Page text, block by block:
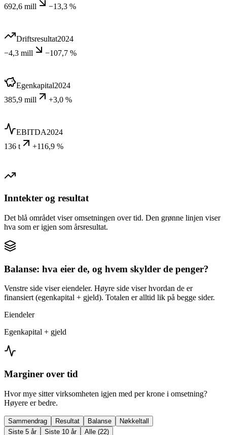
692,6 mill
−13,3 %
Driftsresultat2024
−4,3 mill
−107,7 %
Egenkapital2024
385,9 mill
+3,0 %
EBITDA2024
136 t
+116,9 %
Inntekter og resultat
Det blå området viser omsetningen over tid. Den grønne linjen viser
hva som er igjen som årsresultat.
Balanse: hva eier de, og hvem skylder de penger?
Venstre side viser eiendeler. Høyre side viser hvordan de er
finansiert (egenkapital + gjeld). Totalen er alltid lik på begge sider.
Eiendeler
Egenkapital + gjeld
Marginer over tid
Hvor mye sitter virksomheten igjen med per krone i omsetning?
Høyere er bedre.
Sammendrag Resultat Balanse
Nøkkeltall
Siste 5 år
Siste 10 år Alle (22)